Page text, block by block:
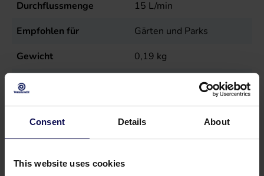
Consent Details About
This website uses cookies
Durchflussmenge 15 L/min
Empfohlen für
Gärten und Parks
Gewicht
0,19 kg
Maximaler Druck
Pop-up
Nein